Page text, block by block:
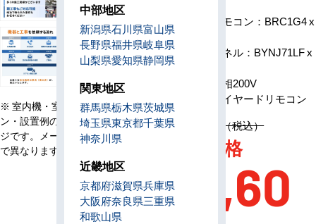
※ 室内機・室外機・リモコ
ン・設置例の画像はイメー
ジです。メーカー、機種等
で異なります。
リモコン：BRC1G4 x
パネル：BYNJ71LF x
単相200V
ワイヤードリモコン
定価 1,076,900円（税込）
AC特別価格
207,60
中部地区
新潟県石川県富山県
長野県福井県岐阜県
山梨県愛知県静岡県
関東地区
群馬県栃木県茨城県
埼玉県東京都千葉県
神奈川県
近畿地区
京都府滋賀県兵庫県
大阪府奈良県三重県
和歌山県